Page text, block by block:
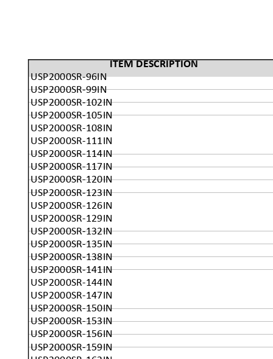
ITEM DESCRIPTION
USP2000SR-96IN
USP2000SR-99IN
USP2000SR-102IN
USP2000SR-105IN
USP2000SR-108IN
USP2000SR-111IN
USP2000SR-114IN
USP2000SR-117IN
USP2000SR-120IN
USP2000SR-123IN
USP2000SR-126IN
USP2000SR-129IN
USP2000SR-132IN
USP2000SR-135IN
USP2000SR-138IN
USP2000SR-141IN
USP2000SR-144IN
USP2000SR-147IN
USP2000SR-150IN
USP2000SR-153IN
USP2000SR-156IN
USP2000SR-159IN